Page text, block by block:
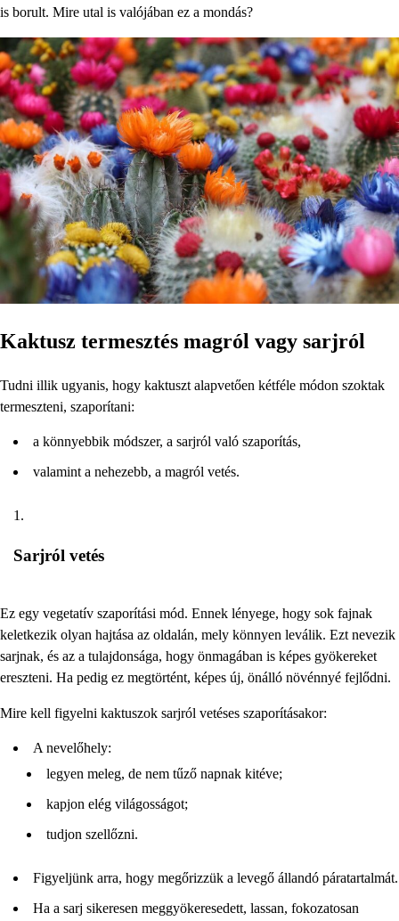
is borult. Mire utal is valójában ez a mondás?
Kaktusz termesztés magról vagy sarjról
Tudni illik ugyanis, hogy kaktuszt alapvetően kétféle módon szoktak
termeszteni, szaporítani:
a könnyebbik módszer, a sarjról való szaporítás,
valamint a nehezebb, a magról vetés.
Sarjról vetés
Ez egy vegetatív szaporítási mód. Ennek lényege, hogy sok fajnak
keletkezik olyan hajtása az oldalán, mely könnyen leválik. Ezt nevezik
sarjnak, és az a tulajdonsága, hogy önmagában is képes gyökereket
ereszteni. Ha pedig ez megtörtént, képes új, önálló növénnyé fejlődni.
Mire kell figyelni kaktuszok sarjról vetéses szaporításakor:
A nevelőhely:
legyen meleg, de nem tűző napnak kitéve;
kapjon elég világosságot;
tudjon szellőzni.
Figyeljünk arra, hogy megőrizzük a levegő állandó páratartalmát.
Ha a sarj sikeresen meggyökeresedett, lassan, fokozatosan